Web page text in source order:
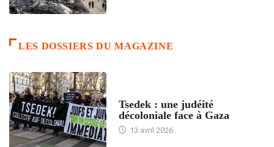
LES DOSSIERS DU MAGAZINE
Tsedek : une judéité
décoloniale face à Gaza
13 avril 2026